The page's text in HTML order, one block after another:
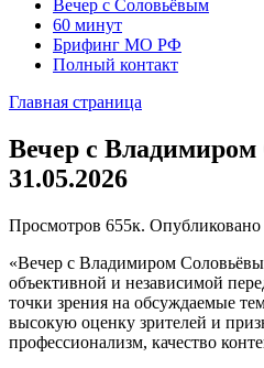
Вечер с Соловьёвым
60 минут
Брифинг МО РФ
Полный контакт
Главная страница
Вечер с
31.05.2026
Просмотров 655к. Опубликовано
«Вечер с Владимиром
объективной и независимой
точки зрения на обсуждаемые
высокую оценку зрителей и
профессионализм, качество